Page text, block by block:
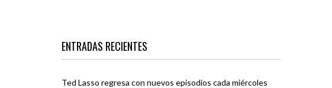
ENTRADAS RECIENTES
Ted Lasso regresa con nuevos episodios cada miércoles